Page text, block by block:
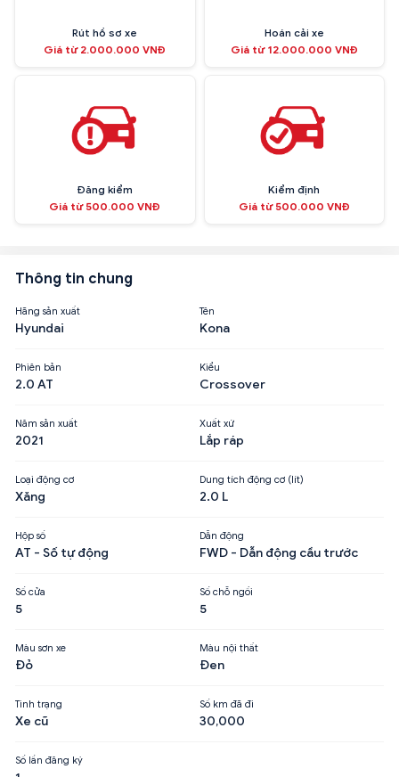
Rút hồ sơ xe
Giá từ 2.000.000 VNĐ
Hoán cải xe
Giá từ 12.000.000 VNĐ
Đăng kiểm
Giá từ 500.000 VNĐ
Kiểm định
Giá từ 500.000 VNĐ
Thông tin chung
Hãng sản xuất
Hyundai
Tên
Kona
Phiên bản
2.0 AT
Kiểu
Crossover
Năm sản xuất
2021
Xuất xứ
Lắp ráp
Loại động cơ
Xăng
Dung tích động cơ (lít)
2.0 L
Hộp số
AT - Số tự động
Dẫn động
FWD - Dẫn động cầu trước
Số cửa
5
Số chỗ ngồi
5
Màu sơn xe
Đỏ
Màu nội thất
Đen
Tình trạng
Xe cũ
Số km đã đi
30,000
Số lần đăng ký